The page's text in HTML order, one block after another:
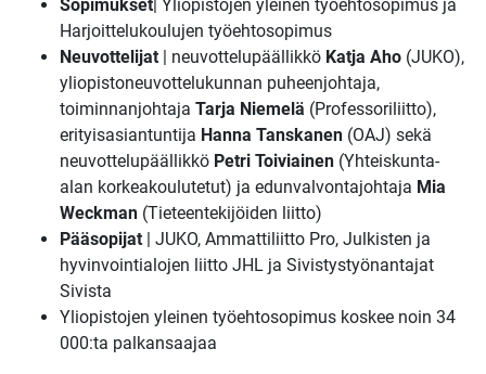
Sopimukset| Yliopistojen yleinen työehtosopimus ja
Harjoittelukoulujen työehtosopimus
Neuvottelijat | neuvottelupäällikkö Katja Aho (JUKO),
yliopistoneuvottelukunnan puheenjohtaja,
toiminnanjohtaja Tarja Niemelä (Professoriliitto),
erityisasiantuntija Hanna Tanskanen (OAJ) sekä
neuvottelupäällikkö Petri Toiviainen (Yhteiskunta-
alan korkeakoulutetut) ja edunvalvontajohtaja Mia
Weckman (Tieteentekijöiden liitto)
Pääsopijat | JUKO, Ammattiliitto Pro, Julkisten ja
hyvinvointialojen liitto JHL ja Sivistystyönantajat
Sivista
Yliopistojen yleinen työehtosopimus koskee noin 34
000:ta palkansaajaa